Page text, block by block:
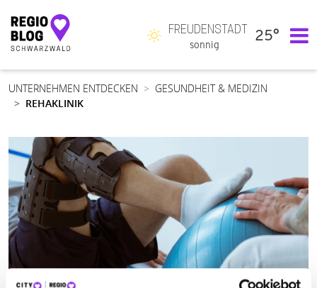
Hauptnavigation
FREUDENSTADT
sonnig
25°
UNTERNEHMEN ENTDECKEN
GESUNDHEIT & MEDIZIN
REHAKLINIK